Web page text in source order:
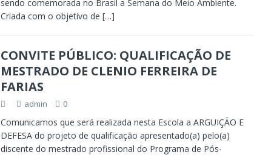
sendo comemorada no Brasil a Semana do Meio Ambiente.
Criada com o objetivo de […]
CONVITE PÚBLICO: QUALIFICAÇÃO DE
MESTRADO DE CLENIO FERREIRA DE
FARIAS
admin 0
Comunicamos que será realizada nesta Escola a ARGUIÇÃO E
DEFESA do projeto de qualificação apresentado(a) pelo(a)
discente do mestrado profissional do Programa de Pós-